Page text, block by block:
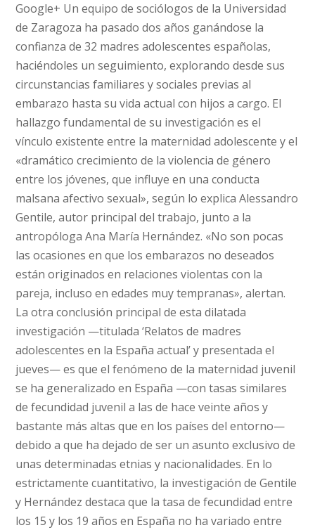
Google+ Un equipo de sociólogos de la Universidad
de Zaragoza ha pasado dos años ganándose la
confianza de 32 madres adolescentes españolas,
haciéndoles un seguimiento, explorando desde sus
circunstancias familiares y sociales previas al
embarazo hasta su vida actual con hijos a cargo. El
hallazgo fundamental de su investigación es el
vínculo existente entre la maternidad adolescente y el
«dramático crecimiento de la violencia de género
entre los jóvenes, que influye en una conducta
malsana afectivo sexual», según lo explica Alessandro
Gentile, autor principal del trabajo, junto a la
antropóloga Ana María Hernández. «No son pocas
las ocasiones en que los embarazos no deseados
están originados en relaciones violentas con la
pareja, incluso en edades muy tempranas», alertan.
La otra conclusión principal de esta dilatada
investigación —titulada ‘Relatos de madres
adolescentes en la España actual’ y presentada el
jueves— es que el fenómeno de la maternidad juvenil
se ha generalizado en España —con tasas similares
de fecundidad juvenil a las de hace veinte años y
bastante más altas que en los países del entorno—
debido a que ha dejado de ser un asunto exclusivo de
unas determinadas etnias y nacionalidades. En lo
estrictamente cuantitativo, la investigación de Gentile
y Hernández destaca que la tasa de fecundidad entre
los 15 y los 19 años en España no ha variado entre